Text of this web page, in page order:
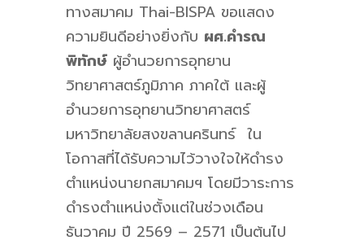
ทางสมาคม Thai-BISPA ขอแสดง
ความยินดีอย่างยิ่งกับ ผศ.คำรณ
พิทักษ์ผู้อำนวยการอุทยาน
วิทยาศาสตร์ภูมิภาค ภาคใต้ และผู้
อำนวยการอุทยานวิทยาศาสตร์
มหาวิทยาลัยสงขลานครินทร์ ใน
โอกาสที่ได้รับความไว้วางใจให้ดำรง
ตำแหน่งนายกสมาคมฯ โดยมีวาระการ
ดำรงตำแหน่งตั้งแต่ในช่วงเดือน
ธันวาคม ปี 2569 – 2571 เป็นต้นไป